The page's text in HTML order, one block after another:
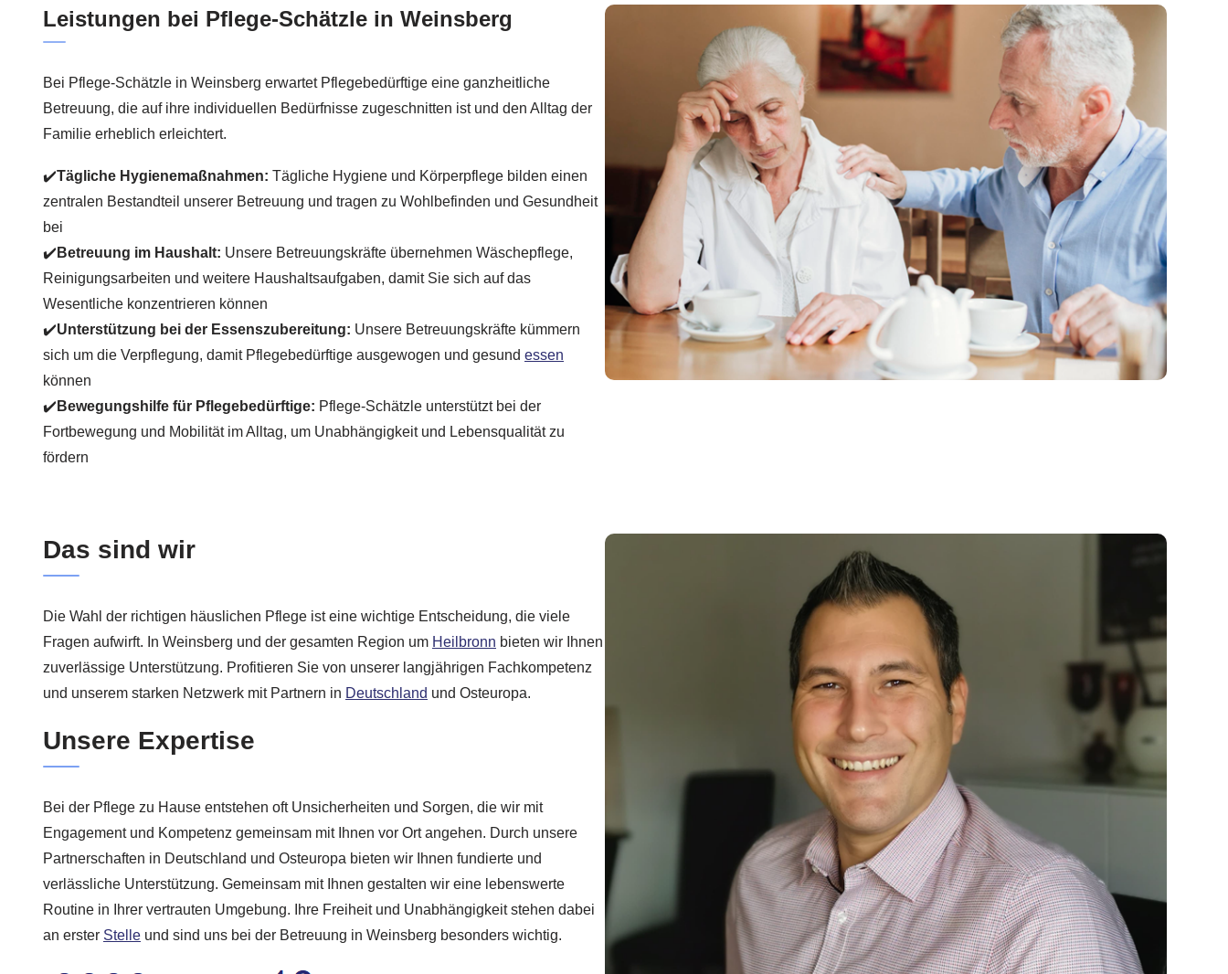
Leistungen bei Pflege-Schätzle in Weinsberg
Bei Pflege-Schätzle in Weinsberg erwartet Pflegebedürftige eine ganzheitliche
Betreuung, die auf ihre individuellen Bedürfnisse zugeschnitten ist und den Alltag der
Familie erheblich erleichtert.
✔️Tägliche Hygienemaßnahmen: Tägliche Hygiene und Körperpflege bilden einen
zentralen Bestandteil unserer Betreuung und tragen zu Wohlbefinden und Gesundheit
bei
✔️ Betreuung im Haushalt: Unsere Betreuungskräfte übernehmen Wäschepflege,
Reinigungsarbeiten und weitere Haushaltsaufgaben, damit Sie sich auf das
Wesentliche konzentrieren können
✔️Unterstützung bei der Essenszubereitung: Unsere Betreuungskräfte kümmern
sich um die Verpflegung, damit Pflegebedürftige ausgewogen und gesund essen
können
✔️ Bewegungshilfe für Pflegebedürftige: Pflege-Schätzle unterstützt bei der
Fortbewegung und Mobilität im Alltag, um Unabhängigkeit und Lebensqualität zu
fördern
Das sind wir
Die Wahl der richtigen häuslichen Pflege ist eine wichtige Entscheidung, die viele
Fragen aufwirft. In Weinsberg und der gesamten Region um Heilbronn bieten wir Ihnen
zuverlässige Unterstützung. Profitieren Sie von unserer langjährigen Fachkompetenz
und unserem starken Netzwerk mit Partnern in Deutschland und Osteuropa.
Unsere Expertise
Bei der Pflege zu Hause entstehen oft Unsicherheiten und Sorgen, die wir mit
Engagement und Kompetenz gemeinsam mit Ihnen vor Ort angehen. Durch unsere
Partnerschaften in Deutschland und Osteuropa bieten wir Ihnen fundierte und
verlässliche Unterstützung. Gemeinsam mit Ihnen gestalten wir eine lebenswerte
Routine in Ihrer vertrauten Umgebung. Ihre Freiheit und Unabhängigkeit stehen dabei
an erster Stelle und sind uns bei der Betreuung in Weinsberg besonders wichtig.